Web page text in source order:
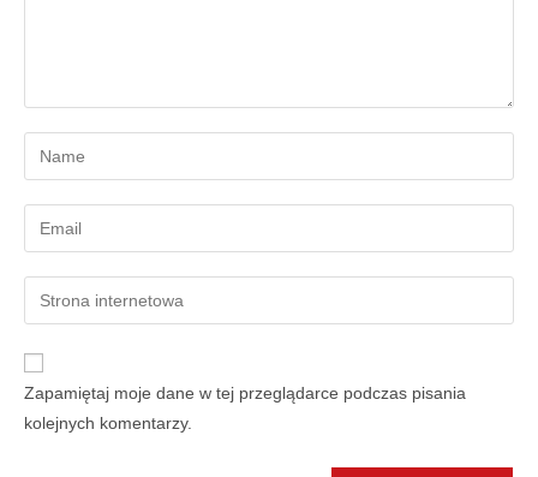
Zapamiętaj moje dane w tej przeglądarce podczas pisania
kolejnych komentarzy.